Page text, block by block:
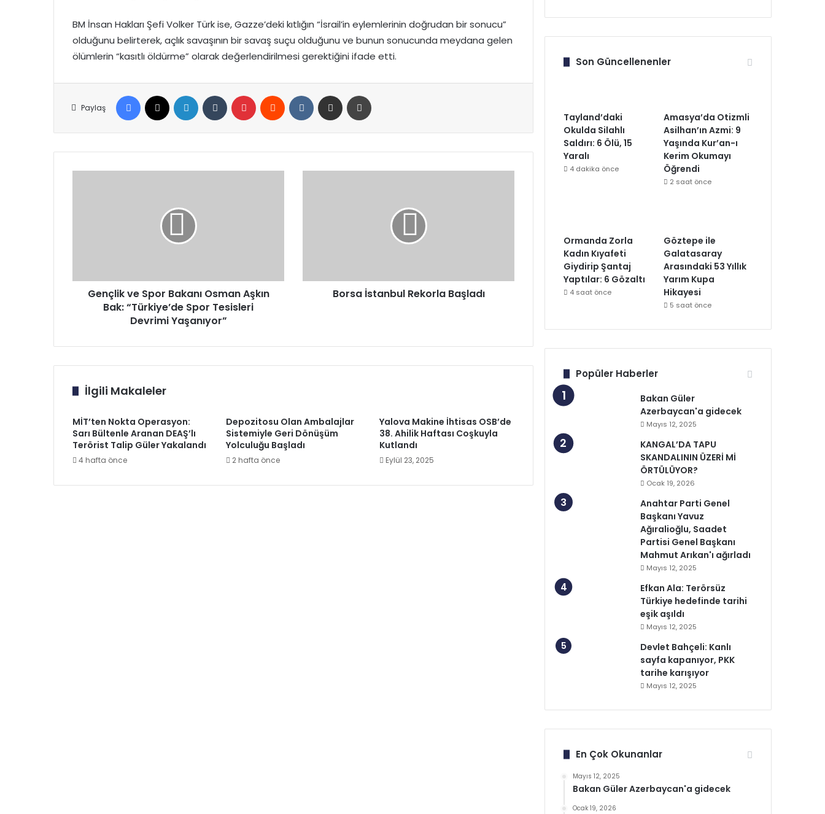
BM İnsan Hakları Şefi Volker Türk ise, Gazze’deki kıtlığın “İsrail’in eylemlerinin doğrudan bir sonucu”
olduğunu belirterek, açlık savaşının bir savaş suçu olduğunu ve bunun sonucunda meydana gelen
ölümlerin “kasıtlı öldürme” olarak değerlendirilmesi gerektiğini ifade etti.
Paylaş
Facebook LinkedIn Tumblr Pinterest Reddit VKontakteE-Posta ile paylaş
Spor
Tesisleri
Gençlik ve Spor Bakanı Osman Aşkın
Bak: “Türkiye’de Spor Tesisleri
Devrimi Yaşanıyor”
Borsa İstanbul Rekorla Başladı
İlgili Makaleler
MİT’ten Nokta Operasyon:
Sarı Bültenle Aranan DEAŞ’lı
Terörist Talip Güler Yakalandı
4 hafta önce
Depozitosu Olan Ambalajlar
Sistemiyle Geri Dönüşüm
Yolculuğu Başladı
2 hafta önce
Yalova Makine İhtisas OSB’de
38. Ahilik Haftası Coşkuyla
Kutlandı
Eylül 23, 2025
Son Güncellenenler
Tayland’daki
Okulda Silahlı
Saldırı: 6 Ölü, 15
Yaralı
4 dakika önce
Amasya’da Otizmli
Asilhan’ın Azmi: 9
Yaşında Kur’an-ı
Kerim Okumayı
Öğrendi
2 saat önce
Ormanda Zorla
Kadın Kıyafeti
Giydirip Şantaj
Yaptılar: 6 Gözaltı
4 saat önce
Göztepe ile
Galatasaray
Arasındaki 53 Yıllık
Yarım Kupa
Hikayesi
5 saat önce
Popüler Haberler
Bakan Güler
Azerbaycan'a gidecek
Mayıs 12, 2025
KANGAL’DA TAPU
SKANDALININ ÜZERİ Mİ
ÖRTÜLÜYOR?
Ocak 19, 2026
Anahtar Parti Genel
Başkanı Yavuz
Ağıralioğlu, Saadet
Partisi Genel Başkanı
Mahmut Arıkan'ı ağırladı
Mayıs 12, 2025
Efkan Ala: Terörsüz
Türkiye hedefinde tarihi
eşik aşıldı
Mayıs 12, 2025
Devlet Bahçeli: Kanlı
sayfa kapanıyor, PKK
tarihe karışıyor
Mayıs 12, 2025
En Çok Okunanlar
Mayıs 12, 2025
Bakan Güler Azerbaycan'a gidecek
Ocak 19, 2026